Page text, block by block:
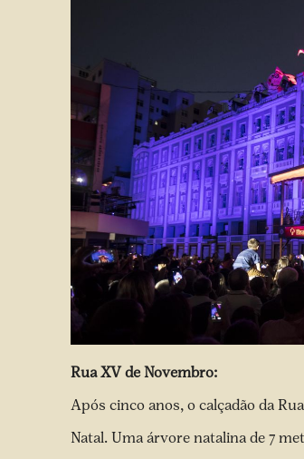
Rua XV de Novembro:
Após cinco anos, o calçadão da
Natal. Uma árvore natalina de 7